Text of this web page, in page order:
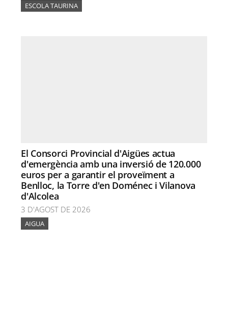
ESCOLA TAURINA
El Consorci Provincial d'Aigües actua
d'emergència amb una inversió de 120.000
euros per a garantir el proveïment a
Benlloc, la Torre d'en Doménec i Vilanova
d'Alcolea
3 D'AGOST DE 2026
AIGUA